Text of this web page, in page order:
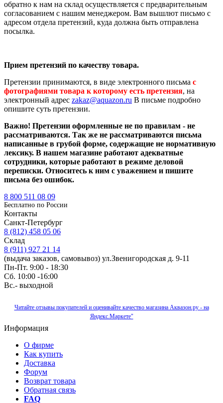
обратно к нам на склад осуществляется с предварительным
согласованием с нашим менеджером. Вам вышлют письмо с
адресом отдела претензий, куда должна быть отправлена
посылка.
Прием претензий по качеству товара.
Претензии принимаются, в виде электронного письма с
фотографиями товара к которому есть претензия, на
электронный адрес zakaz@aquazon.ru В письме подробно
опишите суть претензии.
Важно! Претензии оформленные не по правилам - не
рассматриваются. Так же не рассматриваются письма
написанные в грубой форме, содержащие не нормативную
лексику. В нашем магазине работают адекватные
сотрудники, которые работают в режиме деловой
переписки. Относитесь к ним с уважением и пишите
письма без ошибок.
8 800 511 08 09
Бесплатно по Роcсии
Контакты
Санкт-Петербург
8 (812) 458 05 06
Склад
8 (911) 927 21 14
(выдача заказов, самовывоз) ул.Звенигородская д. 9-11
Пн-Пт. 9:00 - 18:30
Сб. 10:00 -16:00
Вс.- выходной
Читайте отзывы покупателей и оценивайте качество магазина Аквазон.ру - на
Яндекс.Маркете"
Информация
О фирме
Как купить
Доставка
Форум
Возврат товара
Обратная связь
FAQ